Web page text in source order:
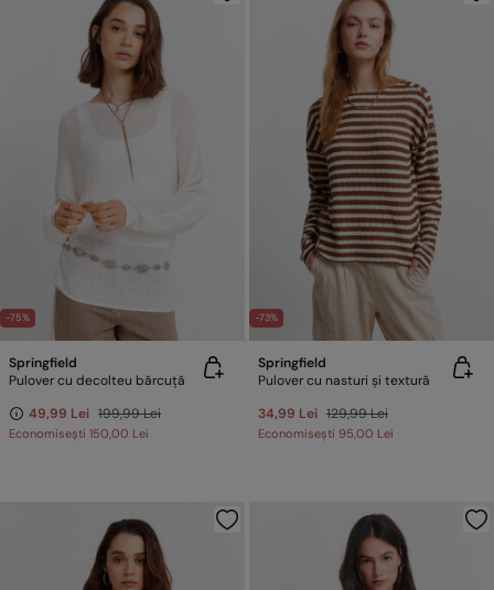
-75%
Springfield
Pulover cu decolteu bărcuță
49,99 Lei 199,99 Lei
Economisești 150,00 Lei
-73%
Springfield
Pulover cu nasturi și textură
34,99 Lei 129,99 Lei
Economisești 95,00 Lei